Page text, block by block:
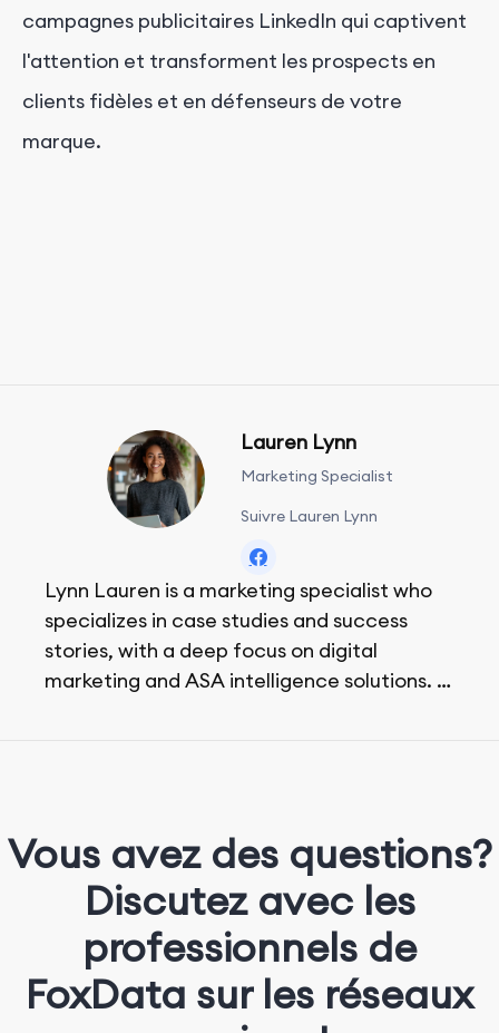
campagnes publicitaires LinkedIn qui captivent
l'attention et transforment les prospects en
clients fidèles et en défenseurs de votre
marque.
Lauren Lynn
Marketing Specialist
Suivre Lauren Lynn
Lynn Lauren is a marketing specialist who
specializes in case studies and success
stories, with a deep focus on digital
marketing and ASA intelligence solutions.
Vous avez des questions?
Discutez avec les
professionnels de
FoxData sur les réseaux